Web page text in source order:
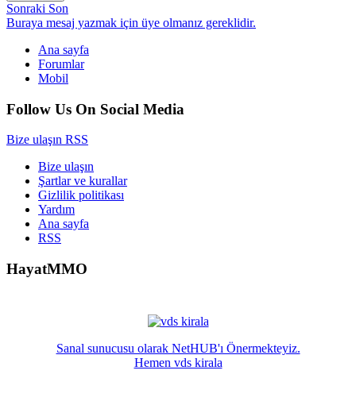
Sonraki Son
Buraya mesaj yazmak için üye olmanız gereklidir.
Ana sayfa
Forumlar
Mobil
Follow Us On Social Media
Bize ulaşın RSS
Bize ulaşın
Şartlar ve kurallar
Gizlilik politikası
Yardım
Ana sayfa
RSS
HayatMMO
Sanal sunucusu olarak NetHUB'ı Önermekteyiz.
Hemen vds kirala